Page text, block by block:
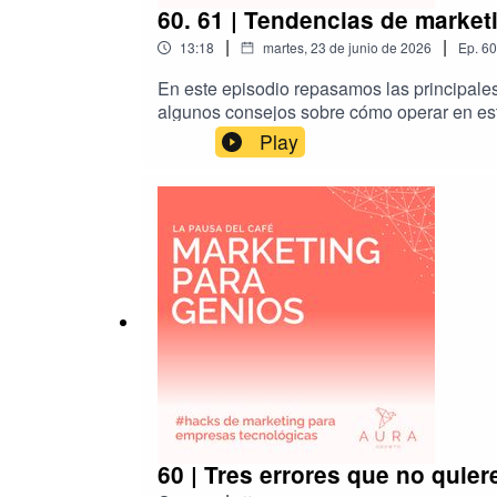
60. 61 | Tendencias de
13:18 | martes, 23 de junio de 2026 | Ep. 60
En este episodio repasamos las
algunos consejos sobre cómo operar en
Play
60 | Tres errores que no